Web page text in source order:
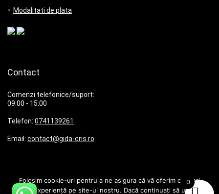
Modalitati de plata
Contact
Comenzi telefonice/suport:
09:00 - 15:00
Telefon: 0741139261
Email: contact@gida-cris.ro
0
Folosim cookie-uri pentru a ne asigura că vă oferim cea mai
bună experiență pe site-ul nostru. Dacă continuați să utilizați